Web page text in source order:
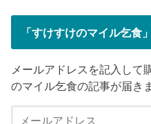
「すけすけのマイル乞食
メールアドレスを記入して
のマイル乞食の記事が届き